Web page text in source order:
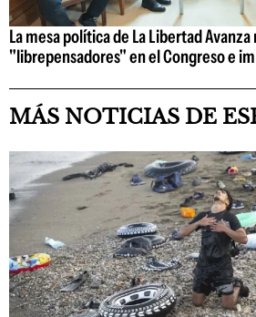
La mesa política de La Libertad
"librepensadores" en el Congreso e
MÁS NOTICIAS DE